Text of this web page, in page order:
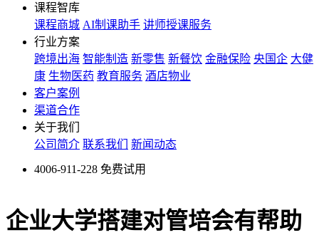
课程智库
课程商城 AI制课助手 讲师授课服务
行业方案
跨境出海 智能制造 新零售 新餐饮 金融保险 央国企 大健
康 生物医药 教育服务 酒店物业
客户案例
渠道合作
关于我们
公司简介 联系我们 新闻动态
4006-911-228 免费试用
企业大学搭建对管培会有帮助